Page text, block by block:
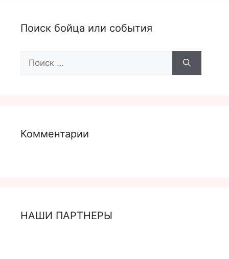
Поиск бойца или события
Комментарии
НАШИ ПАРТНЕРЫ